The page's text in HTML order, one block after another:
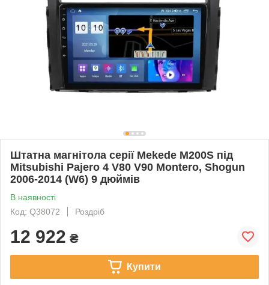
Штатна магнітола серії Mekede M200S під
Mitsubishi Pajero 4 V80 V90 Montero, Shogun
2006-2014 (W6) 9 дюймів
В наявності
Код: Q38072
Роздріб
12 922 ₴
Купити